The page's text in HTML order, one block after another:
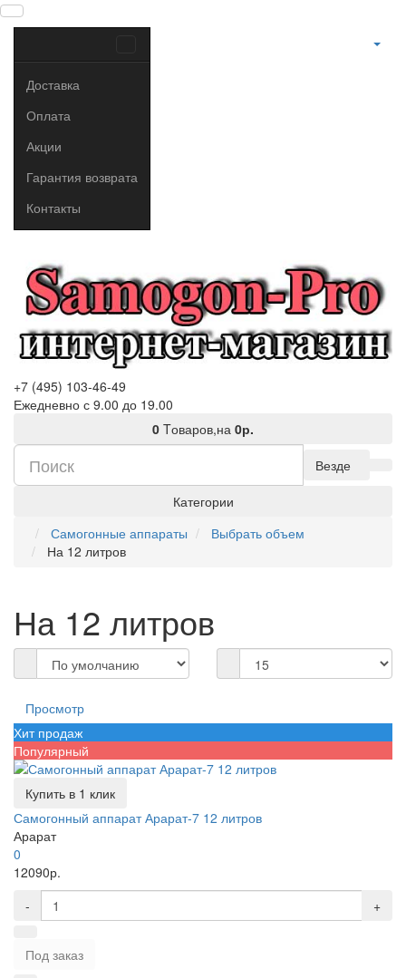
Доставка
Оплата
Акции
Гарантия возврата
Контакты
+7 (495) 103-46-49
Ежедневно с 9.00 до 19.00
0 Tоваров,на 0р.
Везде
Категории
Самогонные аппараты
Выбрать объем
На 12 литров
На 12 литров
Просмотр
Хит продаж
Популярный
Купить в 1 клик
Самогонный аппарат Арарат-7 12 литров
Арарат
0
12090р.
-
+
Под заказ